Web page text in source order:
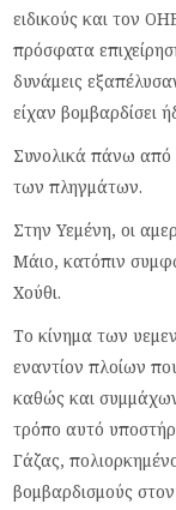
ειδικούς και τον
πρόσφατα
δυνάμεις
είχαν βομβαρδίσει
Συνολικά πάνω από
των πληγμάτων.
Στην Υεμένη, οι
Μάιο, κατόπιν
Χούθι.
Το κίνημα των
εναντίον πλοίων
καθώς και
τρόπο αυτό
Γάζας,
βομβαρδισμούς